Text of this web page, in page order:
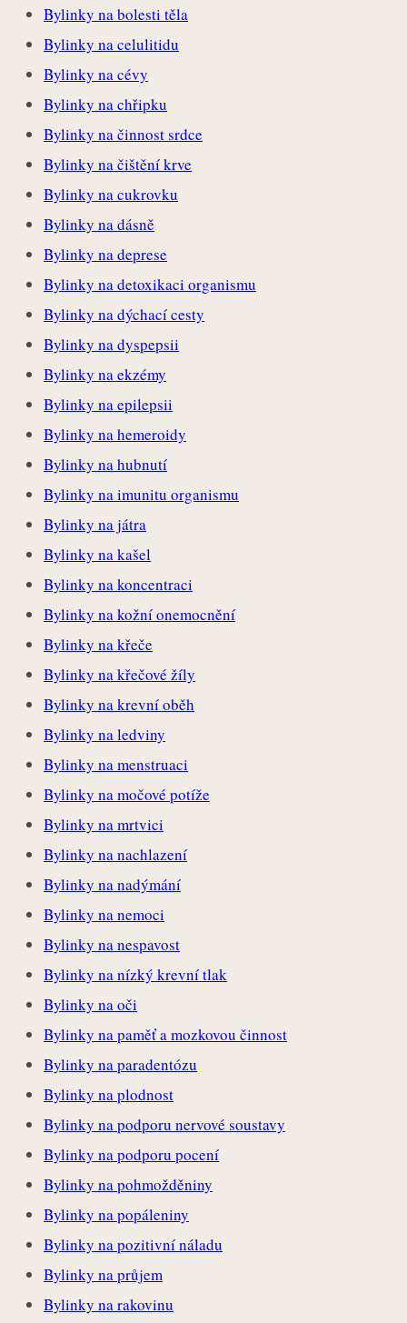
Bylinky na bolesti těla
Bylinky na celulitidu
Bylinky na cévy
Bylinky na chřipku
Bylinky na činnost srdce
Bylinky na čištění krve
Bylinky na cukrovku
Bylinky na dásně
Bylinky na deprese
Bylinky na detoxikaci organismu
Bylinky na dýchací cesty
Bylinky na dyspepsii
Bylinky na ekzémy
Bylinky na epilepsii
Bylinky na hemeroidy
Bylinky na hubnutí
Bylinky na imunitu organismu
Bylinky na játra
Bylinky na kašel
Bylinky na koncentraci
Bylinky na kožní onemocnění
Bylinky na křeče
Bylinky na křečové žíly
Bylinky na krevní oběh
Bylinky na ledviny
Bylinky na menstruaci
Bylinky na močové potíže
Bylinky na mrtvici
Bylinky na nachlazení
Bylinky na nadýmání
Bylinky na nemoci
Bylinky na nespavost
Bylinky na nízký krevní tlak
Bylinky na oči
Bylinky na paměť a mozkovou činnost
Bylinky na paradentózu
Bylinky na plodnost
Bylinky na podporu nervové soustavy
Bylinky na podporu pocení
Bylinky na pohmožděniny
Bylinky na popáleniny
Bylinky na pozitivní náladu
Bylinky na průjem
Bylinky na rakovinu